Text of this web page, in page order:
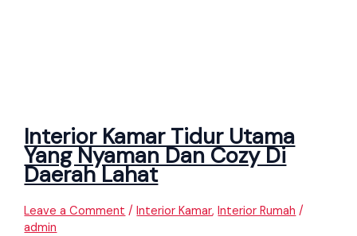
Interior Kamar Tidur Utama
Yang Nyaman Dan Cozy Di
Daerah Lahat
Leave a Comment /Interior Kamar,Interior Rumah /
admin